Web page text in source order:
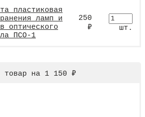
пластиковая
ламп и
оптического
ПСО-1
250
₽
шт.
товар на 1 150 ₽